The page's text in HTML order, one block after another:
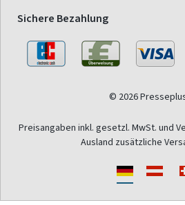
Sichere Bezahlung
© 2026
Preisangaben inkl. gesetzl. MwSt. und
Ausland zusätzliche